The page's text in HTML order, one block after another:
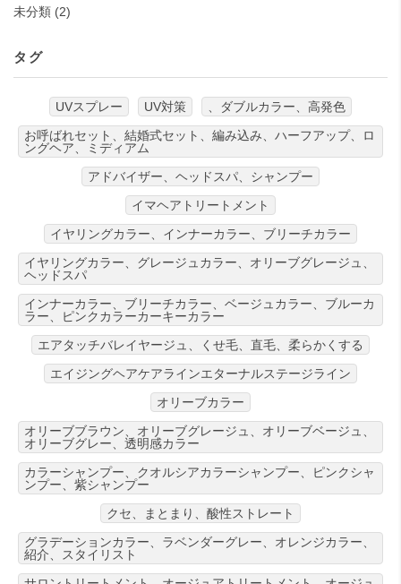
未分類 (2)
タグ
UVスプレー UV対策
、ダブルカラー、高発色
お呼ばれセット、結婚式セット、編み込み、ハーフアップ、ロ
ングヘア、ミディアム
アドバイザー、ヘッドスパ、シャンプー
イマヘアトリートメント
イヤリングカラー、インナーカラー、ブリーチカラー
イヤリングカラー、グレージュカラー、オリーブグレージュ、
ヘッドスパ
インナーカラー、ブリーチカラー、ベージュカラー、ブルーカ
ラー、ピンクカラーカーキーカラー
エアタッチバレイヤージュ、くせ毛、直毛、柔らかくする
エイジングヘアケアラインエターナルステージライン
オリーブカラー
オリーブブラウン、オリーブグレージュ、オリーブベージュ、
オリーブグレー、透明感カラー
カラーシャンプー、クオルシアカラーシャンプー、ピンクシャ
ンプー、紫シャンプー
クセ、まとまり、酸性ストレート
グラデーションカラー、ラベンダーグレー、オレンジカラー、
紹介、スタイリスト